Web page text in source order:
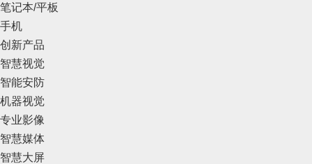
笔记本/平板
手机
创新产品
智慧视觉
智能安防
机器视觉
专业影像
智慧媒体
智慧大屏